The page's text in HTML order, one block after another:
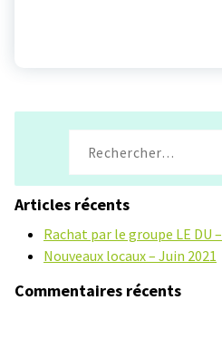
Articles récents
Rachat par le groupe LE DU
Nouveaux locaux – Juin 2021
Commentaires récents